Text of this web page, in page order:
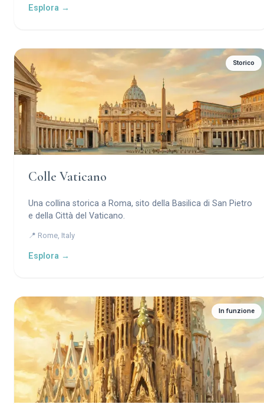
Esplora →
Storico
Colle Vaticano
Una collina storica a Roma, sito della Basilica di San Pietro
e della Città del Vaticano.
📍 Rome, Italy
Esplora →
In funzione